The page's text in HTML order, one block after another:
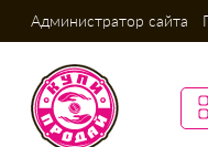
Администратор сайта